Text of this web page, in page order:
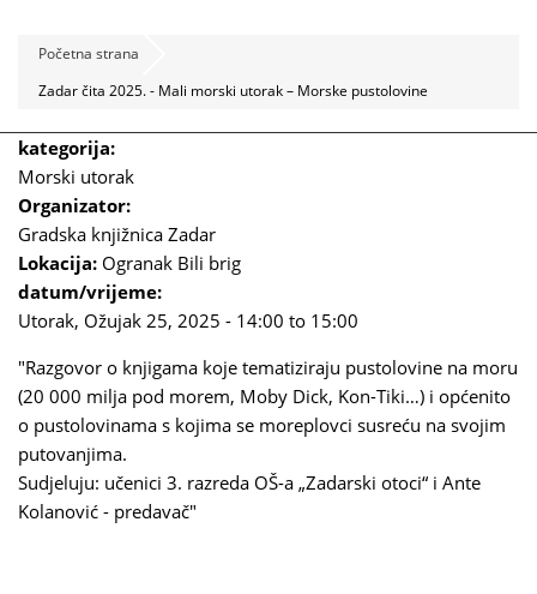
Početna strana
Zadar čita 2025. - Mali morski utorak – Morske pustolovine
kategorija:
Morski utorak
Organizator:
Gradska knjižnica Zadar
Lokacija: Ogranak Bili brig
datum/vrijeme:
Utorak, Ožujak 25, 2025 - 14:00 to 15:00
"Razgovor o knjigama koje tematiziraju pustolovine na moru
(20 000 milja pod morem, Moby Dick, Kon-Tiki…) i općenito
o pustolovinama s kojima se moreplovci susreću na svojim
putovanjima.
Sudjeluju: učenici 3. razreda OŠ-a „Zadarski otoci“ i Ante
Kolanović - predavač"